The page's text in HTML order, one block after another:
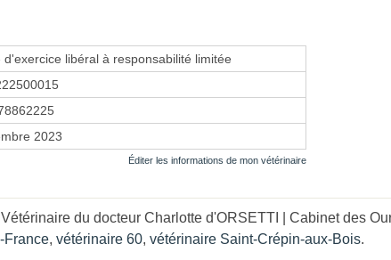
d'exercice libéral à responsabilité limitée
2023
Éditer les informations de mon vétérinaire
du docteur Charlotte d'ORSETTI | Cabinet des
France, vétérinaire 60, vétérinaire Saint-Crépin-aux-Bois.